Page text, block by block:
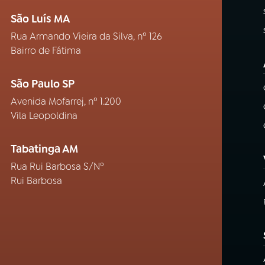
São Luís MA
Rua Armando Vieira da Silva, nº 126
Bairro de Fátima
São Paulo SP
Avenida Mofarrej, nº 1.200
Vila Leopoldina
Tabatinga AM
Rua Rui Barbosa S/Nº
Rui Barbosa